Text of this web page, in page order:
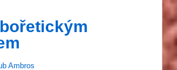
Ambros